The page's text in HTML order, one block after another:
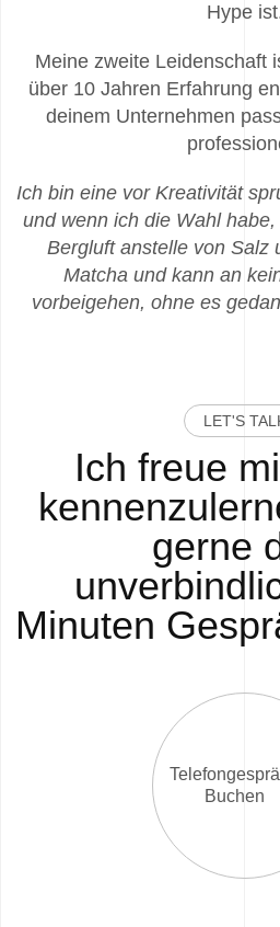
Hype
Meine zweite Leidenschaft
über 10 Jahren Erfahrung
deinem Unternehmen
Ich bin eine vor Kreativität
und wenn ich die Wahl
Bergluft anstelle von Salz
Matcha und kann an
vorbeigehen, ohne es
LET'S
Ich freue
gerne
Minuten
Buchen